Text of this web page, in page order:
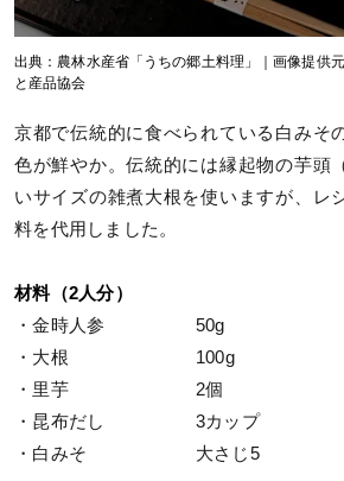
出典：農林水産省「うちの郷土料理」｜画像提供
と産品協会
京都で伝統的に食べられている白みそ
色が鮮やか。伝統的には縁起物の芋頭
いサイズの雑煮大根を使いますが、レ
料を代用しました。
材料（2人分）
・金時人参 50g
・大根 100g
・里芋 2個
・昆布だし 3カップ
・白みそ 大さじ5